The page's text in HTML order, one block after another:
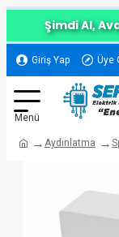
Şimdi Al,
Giriş Yap Üye
Aydınlatma